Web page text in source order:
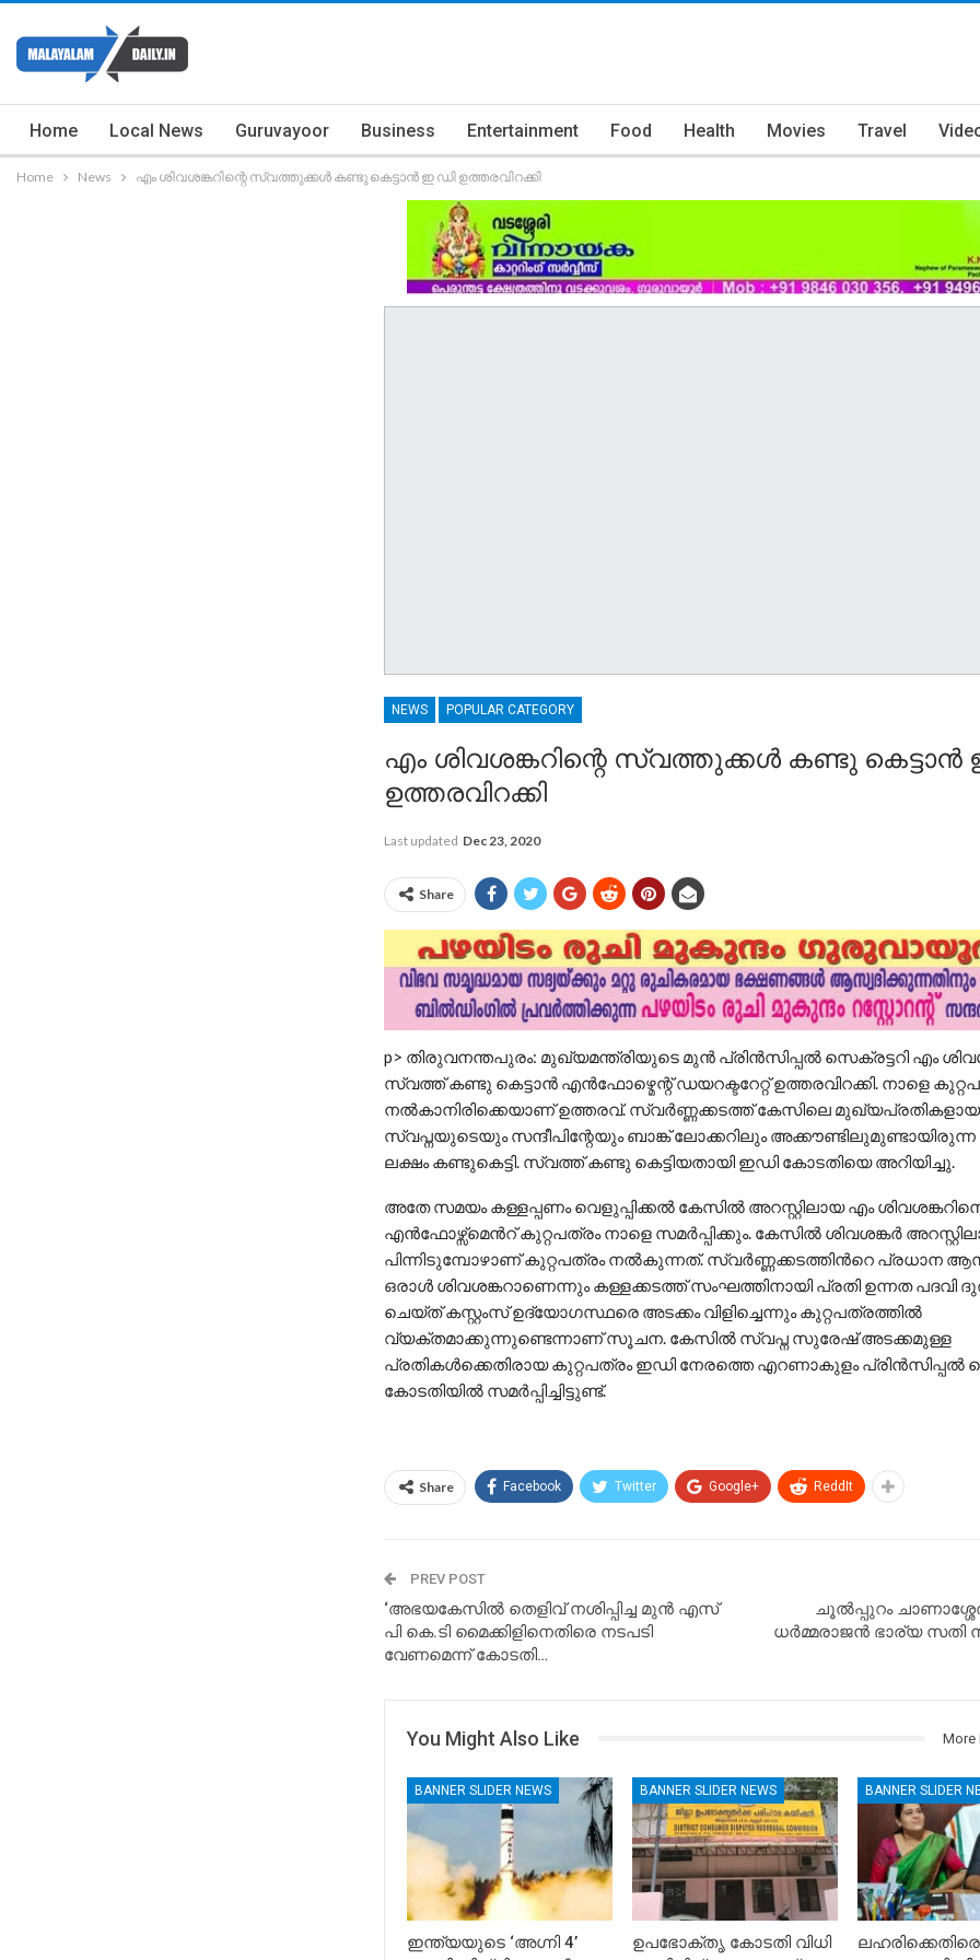
Home Local News Guruvayoor Business Entertainment Food Health Movies Travel
Home News എം ശിവശങ്കറിന്റെ സ്വത്തുക്കൾ കണ്ടു കെട്ടാൻ ഇ ഡി ഉത്തരവിറക്കി
NEWS POPULAR CATEGORY
എം ശിവശങ്കറിന്റെ സ്വത്തുക്കൾ കണ്ടു കെട്ടാൻ
ഉത്തരവിറക്കി
Last updated Dec 23, 2020
Share
p> തിരുവനന്തപുരം: മുഖ്യമന്ത്രിയുടെ മുൻ പ്രിൻസിപ്പൽ സെക്രട്ടറി എം
സ്വത്ത് കണ്ടു കെട്ടാൻ എൻഫോഴ്മെന്റ് ഡയറക്ടറേറ്റ് ഉത്തരവിറക്കി. നാളെ
നൽകാനിരിക്കെയാണ് ഉത്തരവ്. സ്വർണ്ണക്കടത്ത് കേസിലെ മുഖ്യപ്രതികളായ
സ്വപ്നയുടെയും സന്ദീപിന്റേയും ബാങ്ക് ലോക്കറിലും അക്കൗണ്ടിലുമുണ്ടായിരുന്ന
ലക്ഷം കണ്ടുകെട്ടി. സ്വത്ത്‌ കണ്ടു കെട്ടിയതായി ഇഡി കോടതിയെ അറിയിച്ചു.
അതേ സമയം കള്ളപ്പണം വെളുപ്പിക്കൽ കേസിൽ അറസ്റ്റിലായ എം
എൻഫോഴ്സ്മെന്‍റ് കുറ്റപത്രം നാളെ സമർപ്പിക്കും. കേസിൽ ശിവശങ്കർ
പിന്നിടുമ്പോഴാണ് കുറ്റപത്രം നൽകുന്നത്. സ്വർണ്ണക്കടത്തിന്‍റെ പ്രധാന
ഒരാൾ ശിവശങ്കറാണെന്നും കള്ളക്കടത്ത് സംഘത്തിനായി പ്രതി ഉന്നത
ചെയ്ത് കസ്റ്റംസ് ഉദ്യോഗസ്ഥരെ അടക്കം വിളിച്ചെന്നും കുറ്റപത്രത്തിൽ
വ്യക്തമാക്കുന്നുണ്ടെന്നാണ് സൂചന. കേസിൽ സ്വപ്ന സുരേഷ് അടക്കമുള്ള
പ്രതികൾക്കെതിരായ കുറ്റപത്രം ഇഡി നേരത്തെ എറണാകുളം
കോടതിയിൽ സമർപ്പിച്ചിട്ടുണ്ട്.
Share Facebook Twitter Google+ ReddIt
PREV POST
‘അഭയകേസിൽ തെളിവ് നശിപ്പിച്ച മുൻ എസ്
പി കെ.ടി മൈക്കിളിനെതിരെ നടപടി
വേണമെന്ന് കോടതി…
ചൂൽപ്പുറം
ധർമ്മരാജൻ ഭാര്യ സതി
You Might Also Like More
BANNER SLIDER NEWS
ഇന്ത്യയുടെ ‘അഗ്നി 4’
BANNER SLIDER NEWS
ഉപഭോക്തൃ കോടതി വിധി
BANNER SLIDER